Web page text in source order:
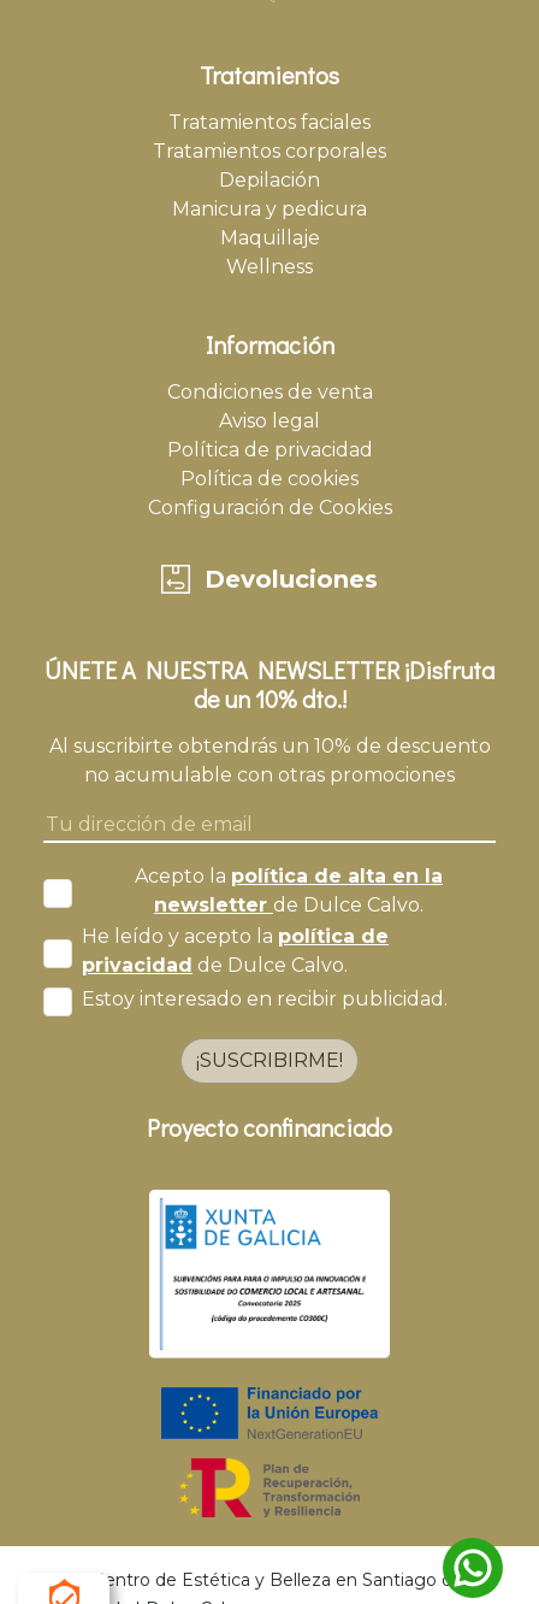
Tratamientos
Tratamientos faciales
Tratamientos corporales
Depilación
Manicura y pedicura
Maquillaje
Wellness
Información
Condiciones de venta
Aviso legal
Política de privacidad
Política de cookies
Configuración de Cookies
Devoluciones
ÚNETE A NUESTRA NEWSLETTER ¡Disfruta
de un 10% dto.!
Al suscribirte obtendrás un 10% de descuento
no acumulable con otras promociones
Acepto la política de alta en la
newsletter de Dulce Calvo.
He leído y acepto la política de
privacidad de Dulce Calvo.
Estoy interesado en recibir publicidad.
¡SUSCRIBIRME!
Proyecto confinanciado
© 2026 Centro de Estética y Belleza en Santiago de